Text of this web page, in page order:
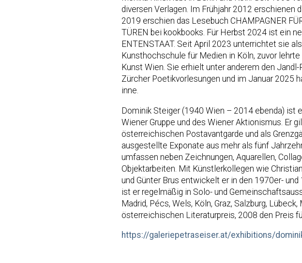
diversen Verlagen. Im Frühjahr 2012 erschienen
2019 erschien das Lesebuch CHAMPAGNER
TÜREN bei kookbooks. Für Herbst 2024 ist ein
ENTENSTAAT. Seit April 2023 unterrichtet sie
Kunsthochschule für Medien in Köln, zuvor
Kunst Wien. Sie erhielt unter anderem den
Zürcher Poetikvorlesungen und im Januar 2025
inne.
Dominik Steiger (1940 Wien – 2014 ebenda) ist
Wiener Gruppe und des Wiener Aktionismus. Er
österreichischen Postavantgarde und als
ausgestellte Exponate aus mehr als fünf
umfassen neben Zeichnungen, Aquarellen,
Objektarbeiten. Mit Künstlerkollegen wie
und Günter Brus entwickelt er in den 1970er-
ist er regelmäßig in Solo- und
Madrid, Pécs, Wels, Köln, Graz, Salzburg,
österreichischen Literaturpreis, 2008 den Preis
https://galeriepetraseiser.at/exhibitions/